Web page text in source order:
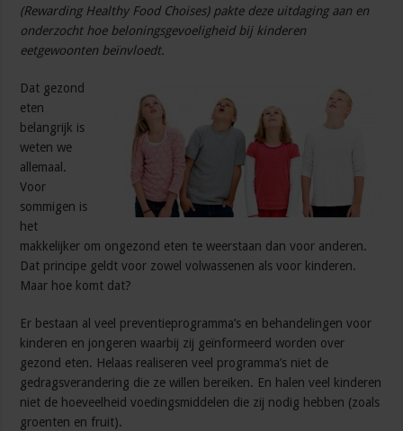
(Rewarding Healthy Food Choises) pakte deze uitdaging aan en
onderzocht hoe beloningsgevoeligheid bij kinderen
eetgewoonten beïnvloedt.
Dat gezond
eten
belangrijk is
weten we
allemaal.
Voor
sommigen is
het
makkelijker om ongezond eten te weerstaan dan voor anderen.
Dat principe geldt voor zowel volwassenen als voor kinderen.
Maar hoe komt dat?
Er bestaan al veel preventieprogramma’s en behandelingen voor
kinderen en jongeren waarbij zij geïnformeerd worden over
gezond eten. Helaas realiseren veel programma’s niet de
gedragsverandering die ze willen bereiken. En halen veel kinderen
niet de hoeveelheid voedingsmiddelen die zij nodig hebben (zoals
groenten en fruit).